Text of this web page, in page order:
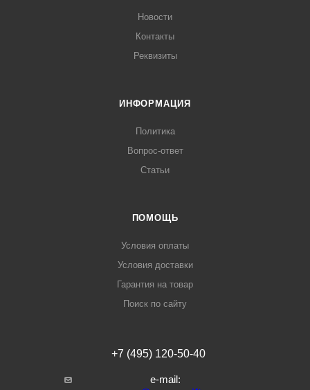
Новости
Контакты
Реквизиты
ИНФОРМАЦИЯ
Политика
Вопрос-ответ
Статьи
ПОМОЩЬ
Условия оплаты
Условия доставки
Гарантия на товар
Поиск по сайту
+7 (495) 120-50-40
e-mail: